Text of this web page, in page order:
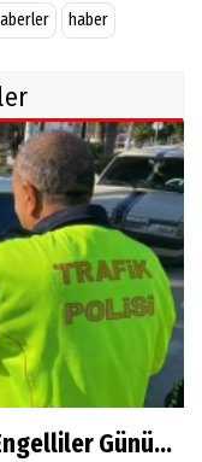
haber
Günü...